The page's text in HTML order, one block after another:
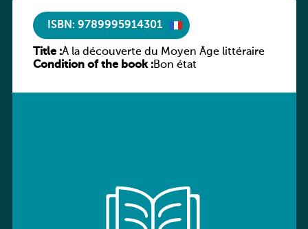
ISBN: 9789995914301
Title :À la découverte du Moyen Âge littéraire
Condition of the book :Bon état